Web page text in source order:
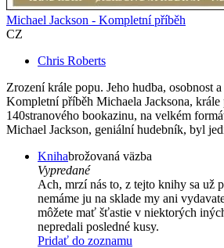
Michael Jackson - Kompletní příběh
CZ
Chris Roberts
Zrození krále popu. Jeho hudba, osobnost
Kompletní příběh Michaela Jacksona,
140stranového bookazinu, na velkém
Michael Jackson, geniální hudebník, byl
Knihabrožovaná väzba
Vypredané
Ach, mrzí nás to, z tejto knihy sa už
nemáme ju na sklade my ani
môžete mať šťastie v niektorých
nepredali posledné kusy.
Pridať do zoznamu